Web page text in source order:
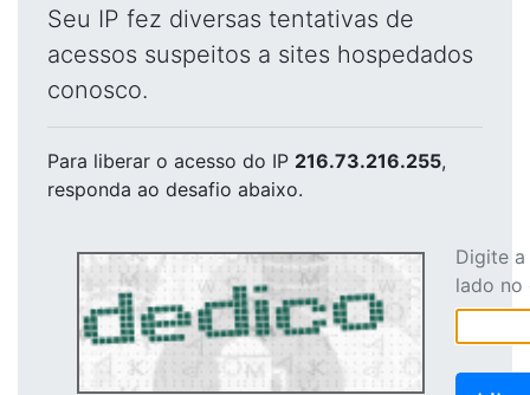
Seu IP fez diversas tentativas de
acessos suspeitos a sites hospedados
conosco.
Para liberar o acesso do IP 216.73.216.255,
responda ao desafio abaixo.
Digite
lado no